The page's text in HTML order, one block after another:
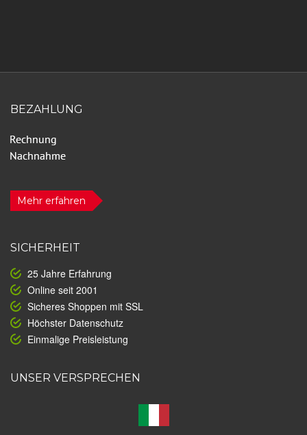
BEZAHLUNG
Mehr erfahren
SICHERHEIT
25 Jahre Erfahrung
Online seit 2001
Sicheres Shoppen mit SSL
Höchster Datenschutz
Einmalige Preisleistung
UNSER VERSPRECHEN